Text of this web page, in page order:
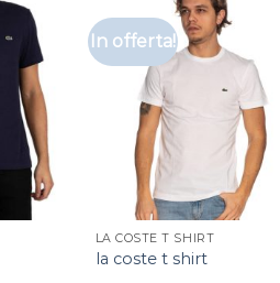
In offerta!
LA COSTE T SHIRT
la coste t shirt